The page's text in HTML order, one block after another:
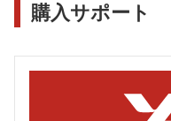
購入サポート